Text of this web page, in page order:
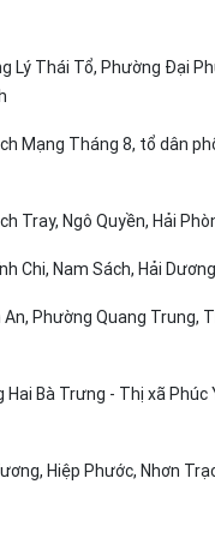
Lý Thái Tổ, Phường Đại
Mạng Tháng 8, tổ dân
Tray, Ngô Quyền, Hải
Chi, Nam Sách, Hải Dương
An, Phường Quang Trung,
Bà Trưng - Thị xã Phúc
Hiệp Phước, Nhơn